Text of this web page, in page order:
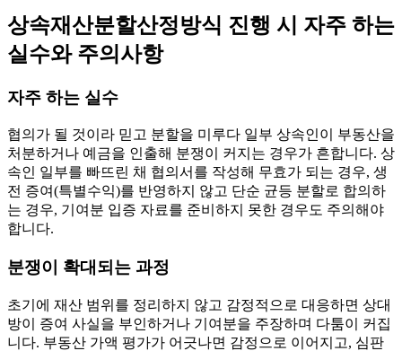
상속재산분할산정방식 진행 시 자주 하는
실수와 주의사항
자주 하는 실수
협의가 될 것이라 믿고 분할을 미루다 일부 상속인이 부동산을
처분하거나 예금을 인출해 분쟁이 커지는 경우가 흔합니다. 상
속인 일부를 빠뜨린 채 협의서를 작성해 무효가 되는 경우, 생
전 증여(특별수익)를 반영하지 않고 단순 균등 분할로 합의하
는 경우, 기여분 입증 자료를 준비하지 못한 경우도 주의해야
합니다.
분쟁이 확대되는 과정
초기에 재산 범위를 정리하지 않고 감정적으로 대응하면 상대
방이 증여 사실을 부인하거나 기여분을 주장하며 다툼이 커집
니다. 부동산 가액 평가가 어긋나면 감정으로 이어지고, 심판